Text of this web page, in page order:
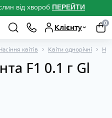
від хвороб ПЕРЕЙТИ
Клієнту
0
квітів Квіти однорічні
F1 0.1 г Gl